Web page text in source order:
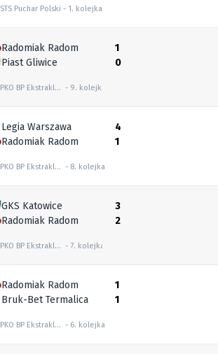
STS Puchar Polski 1. kolejka
Radomiak Radom
Piast Gliwice
PKO BP Ekstraklasa 9. kolejka
1
0
Legia Warszawa
Radomiak Radom
PKO BP Ekstraklasa 8. kolejka
4
1
GKS Katowice
Radomiak Radom
PKO BP Ekstraklasa 7. kolejka
3
2
Radomiak Radom
Bruk-Bet Termalica
PKO BP Ekstraklasa 6. kolejka
1
1